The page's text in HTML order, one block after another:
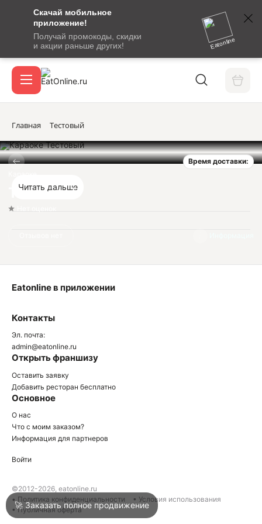
Скачай мобильное
приложение!
Получай промокоды, скидки
и акции раньше других!
Eatonline
сообщение
кодом
подтверждения
Акции
Войти
Написать в техподдержку
Главная Тестовый
Время доставки:
Тестовый
Читать дальше
Контакты
Эл. почта:
admin@eatonline.ru
Открыть франшизу
Оставить заявку
Добавить ресторан бесплатно
Основное
О нас
Что с моим заказом?
Информация для партнеров
Eatonline в приложении
Войти
©2012-2026, eatonline.ru
• Политика конфиденциальности
• Условия использования
• Публичная оферта
🚀 Заказать полное продвижение